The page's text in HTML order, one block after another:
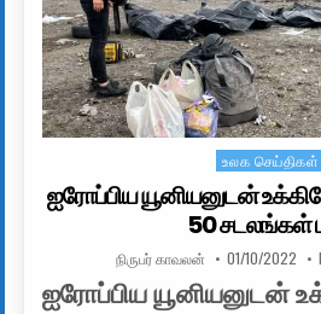
Posted in
உலக செய்திகள்
ஐரோப்பிய யூனியனுடன்
50 சடலங்கள்
AUTHOR:
நிருபர் காவலன் PUBLISHED
01/10/2022
ஐரோப்பிய யூனியனுடன்